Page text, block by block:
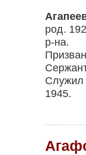
род.
р-на.
Служил
1945.